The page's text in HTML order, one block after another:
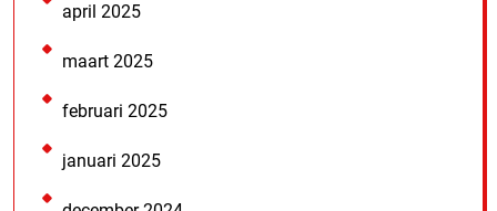
april 2025
maart 2025
februari 2025
januari 2025